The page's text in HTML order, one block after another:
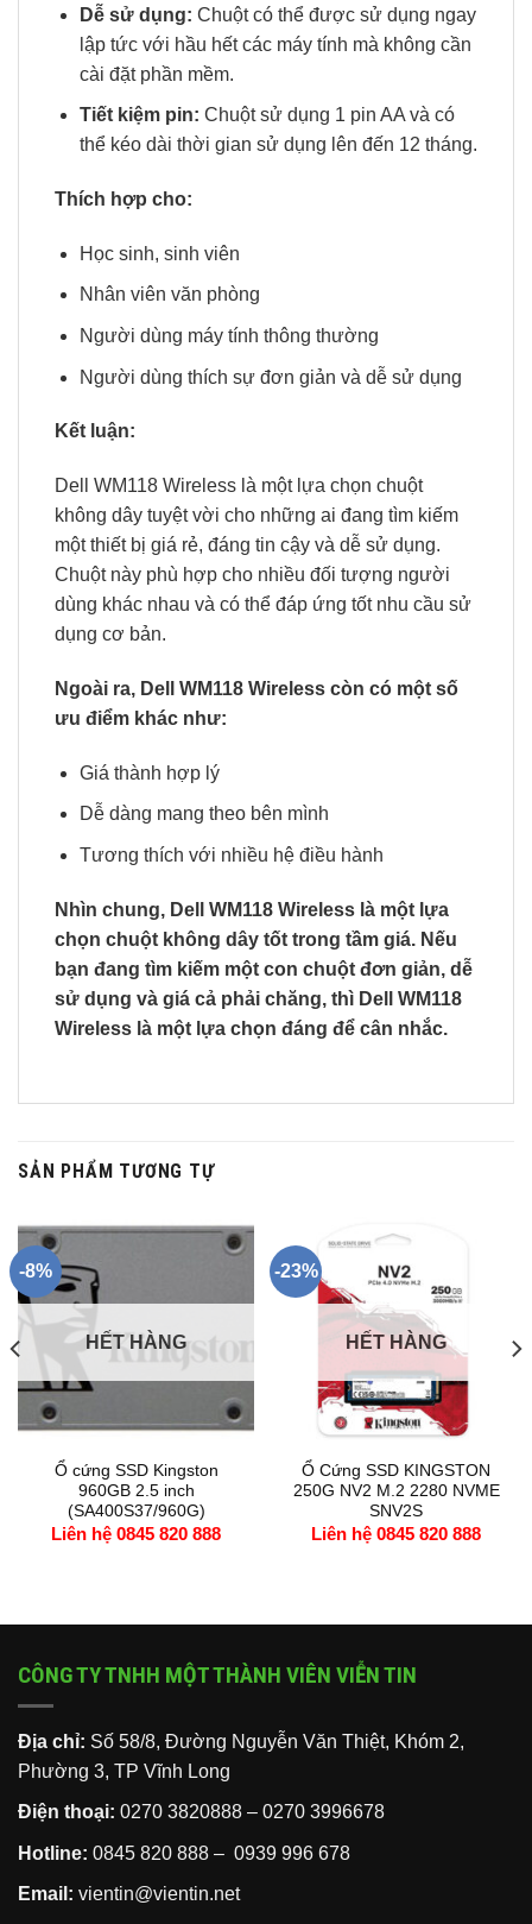
Dễ sử dụng: Chuột có thể được sử dụng ngay
lập tức với hầu hết các máy tính mà không cần
cài đặt phần mềm.
Tiết kiệm pin: Chuột sử dụng 1 pin AA và có
thể kéo dài thời gian sử dụng lên đến 12 tháng.
Thích hợp cho:
Học sinh, sinh viên
Nhân viên văn phòng
Người dùng máy tính thông thường
Người dùng thích sự đơn giản và dễ sử dụng
Kết luận:
Dell WM118 Wireless là một lựa chọn chuột
không dây tuyệt vời cho những ai đang tìm kiếm
một thiết bị giá rẻ, đáng tin cậy và dễ sử dụng.
Chuột này phù hợp cho nhiều đối tượng người
dùng khác nhau và có thể đáp ứng tốt nhu cầu sử
dụng cơ bản.
Ngoài ra, Dell WM118 Wireless còn có một số
ưu điểm khác như:
Giá thành hợp lý
Dễ dàng mang theo bên mình
Tương thích với nhiều hệ điều hành
Nhìn chung, Dell WM118 Wireless là một lựa
chọn chuột không dây tốt trong tầm giá. Nếu
bạn đang tìm kiếm một con chuột đơn giản, dễ
sử dụng và giá cả phải chăng, thì Dell WM118
Wireless là một lựa chọn đáng để cân nhắc.
SẢN PHẨM TƯƠNG TỰ
-8%
HẾT HÀNG
Ổ cứng SSD Kingston
960GB 2.5 inch
(SA400S37/960G)
Liên hệ 0845 820 888
-23%
HẾT HÀNG
Ổ Cứng SSD KINGSTON
250G NV2 M.2 2280 NVME
SNV2S
Liên hệ 0845 820 888
CÔNG TY TNHH MỘT THÀNH VIÊN VIỄN TIN
Địa chỉ: Số 58/8, Đường Nguyễn Văn Thiệt, Khóm 2,
Phường 3, TP Vĩnh Long
Điện thoại: 0270 3820888 – 0270 3996678
Hotline: 0845 820 888 – 0939 996 678
Email: vientin@vientin.net